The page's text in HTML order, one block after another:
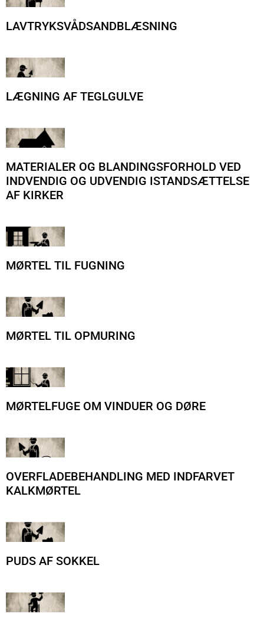
LAVTRYKSVÅDSANDBLÆSNING
LÆGNING AF TEGLGULVE
MATERIALER OG BLANDINGSFORHOLD VED
INDVENDIG OG UDVENDIG ISTANDSÆTTELSE
AF KIRKER
MØRTEL TIL FUGNING
MØRTEL TIL OPMURING
MØRTELFUGE OM VINDUER OG DØRE
OVERFLADEBEHANDLING MED INDFARVET
KALKMØRTEL
PUDS AF SOKKEL